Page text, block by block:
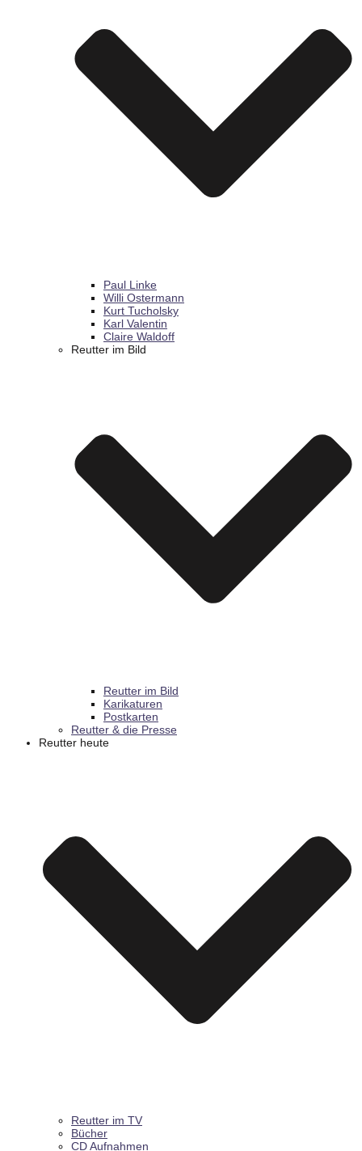
Paul Linke
Willi Ostermann
Kurt Tucholsky
Karl Valentin
Claire Waldoff
Reutter im Bild
Reutter im Bild
Karikaturen
Postkarten
Reutter & die Presse
Reutter heute
Reutter im TV
Bücher
CD Aufnahmen